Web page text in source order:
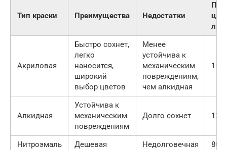
Тип краски Преимущества Недостатки
Акриловая
Быстро сохнет,
легко
наносится,
широкий
выбор цветов
Менее
устойчива к
механическим
повреждениям,
чем алкидная
1500
Алкидная
Устойчива к
механическим
повреждениям
Долго сохнет 1200
Нитроэмаль Дешевая Недолговечная 800